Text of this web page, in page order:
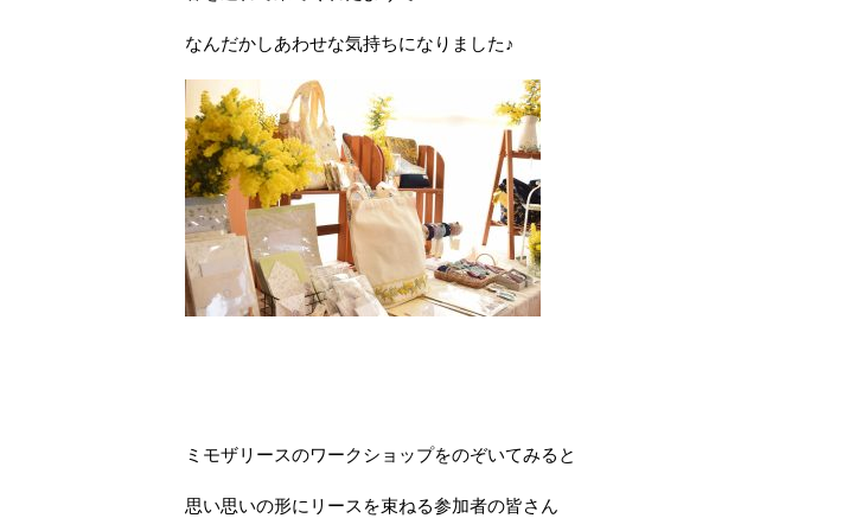
なんだかしあわせな気持ちになりました♪
ミモザリースのワークショップをのぞいてみると
思い思いの形にリースを束ねる参加者の皆さん